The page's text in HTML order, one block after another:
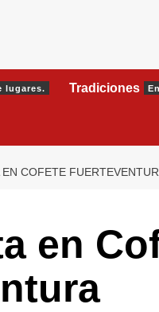
lugares. Tradiciones
EN COFETE
en